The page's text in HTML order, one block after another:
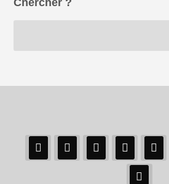
Chercher ?